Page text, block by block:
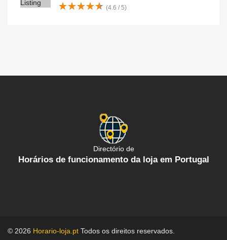
★★★★★
★★★★★ (4.6 / 5)
Directório de
Horários de funcionamento da loja em Portugal
© 2026 Horario-loja.pt Todos os direitos reservados.